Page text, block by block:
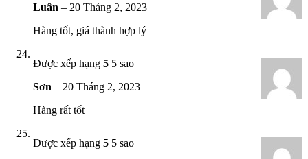
Luân – 20 Tháng 2, 2023
Hàng tốt, giá thành hợp lý
Được xếp hạng 5 5 sao
Sơn – 20 Tháng 2, 2023
Hàng rất tốt
Được xếp hạng 5 5 sao